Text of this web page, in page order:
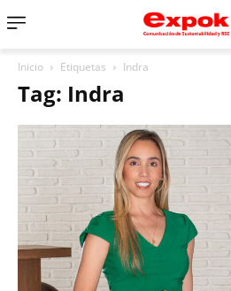
Inicio Etiquetas Indra
Tag: Indra